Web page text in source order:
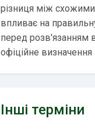
різниця між
впливає на
перед розв'язанням
офіційне визначення
Інші терміни